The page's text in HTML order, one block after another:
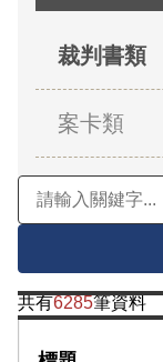
關於我們
意見信箱
裁判書類
案卡類
共有6285筆資料